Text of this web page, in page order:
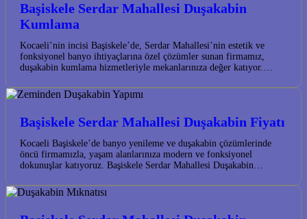
Başiskele Serdar Mahallesi Duşakabin
Kumlama
Kocaeli’nin incisi Başiskele’de, Serdar Mahallesi’nin estetik ve
fonksiyonel banyo ihtiyaçlarına özel çözümler sunan firmamız,
duşakabin kumlama hizmetleriyle mekanlarınıza değer katıyor.…
Başiskele Serdar Mahallesi Duşakabin Fiyatı
Kocaeli Başiskele’de banyo yenileme ve duşakabin çözümlerinde
öncü firmamızla, yaşam alanlarınıza modern ve fonksiyonel
dokunuşlar katıyoruz. Başiskele Serdar Mahallesi Duşakabin…